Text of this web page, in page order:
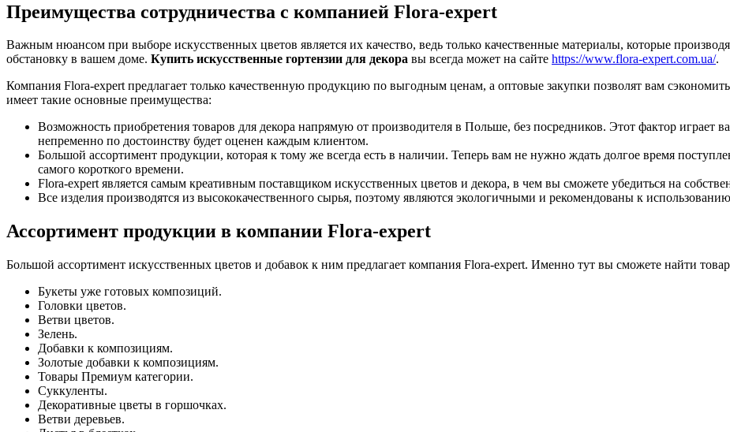
Преимущества сотрудничества с компанией Flora-expert
Важным нюансом при выборе искусственных цветов является их качество, ведь только качественные материалы, которые
обстановку в вашем доме. Купить искусственные гортензии для декора вы всегда может на сайте https://www.flora-expert.com.ua/.
Компания Flora-expert предлагает только качественную продукцию по выгодным ценам, а оптовые закупки позволят вам
имеет такие основные преимущества:
Возможность приобретения товаров для декора напрямую от производителя в Польше, без посредников. Этот фактор
непременно по достоинству будет оценен каждым клиентом.
Большой ассортимент продукции, которая к тому же всегда есть в наличии. Теперь вам не нужно ждать долгое время
самого короткого времени.
Flora-expert является самым креативным поставщиком искусственных цветов и декора, в чем вы сможете убедиться на
Все изделия производятся из высококачественного сырья, поэтому являются экологичными и рекомендованы к
Ассортимент продукции в компании Flora-expert
Большой ассортимент искусственных цветов и добавок к ним предлагает компания Flora-expert. Именно тут вы сможете найти
Букеты уже готовых композиций.
Головки цветов.
Ветви цветов.
Зелень.
Добавки к композициям.
Золотые добавки к композициям.
Товары Премиум категории.
Суккуленты.
Декоративные цветы в горшочках.
Ветви деревьев.